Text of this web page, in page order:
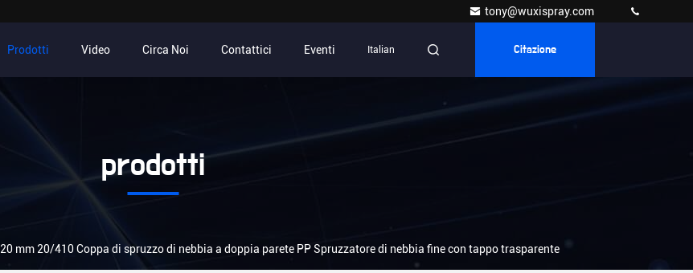
tony@wuxispray.com
Prodotti Video Circa Noi Contattici Eventi Italian Citazione
prodotti
20 mm 20/410 Coppa di spruzzo di nebbia a doppia parete PP Spruzzatore di nebbia fine con tappo trasparente